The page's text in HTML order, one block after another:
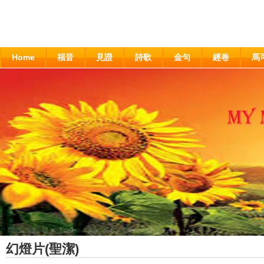
Home 福音 見證 詩歌 金句 經卷 馬
幻燈片(聖潔)